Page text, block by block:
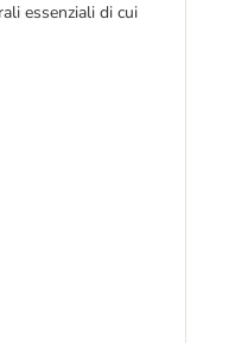
essenziali di cui